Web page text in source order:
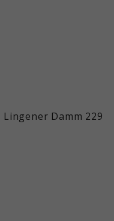
Lingener Damm 229